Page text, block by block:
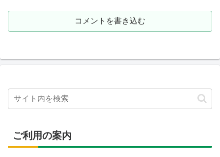
コメントを書き込む
ご利用の案内